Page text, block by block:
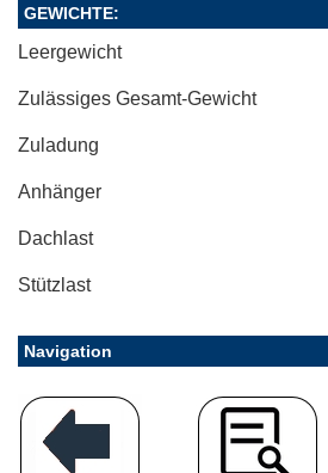
GEWICHTE:
Leergewicht
Zulässiges Gesamt-Gewicht
Zuladung
Anhänger
Dachlast
Stützlast
Navigation